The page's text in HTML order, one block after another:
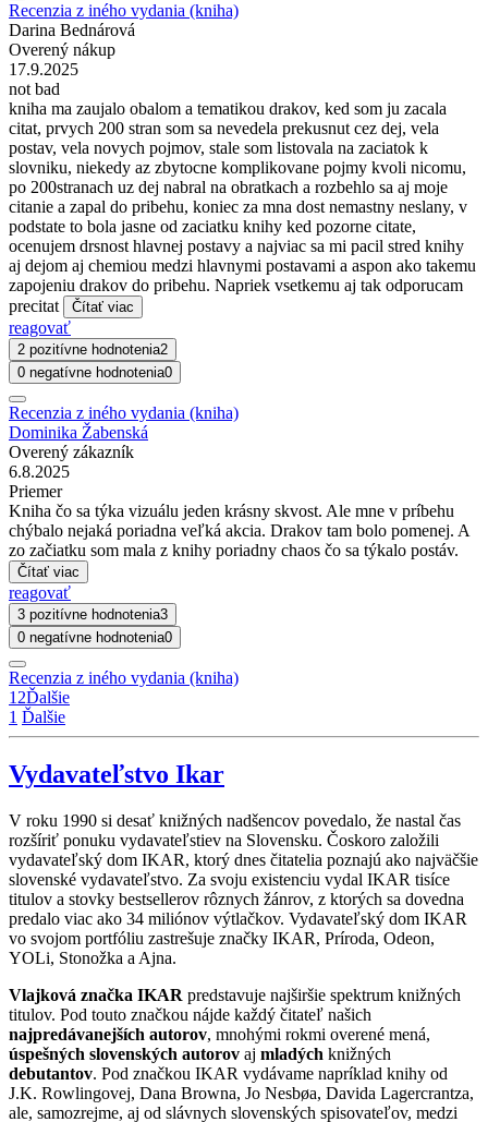
Recenzia z iného vydania (kniha)
Darina Bednárová
Overený nákup
17.9.2025
not bad
kniha ma zaujalo obalom a tematikou drakov, ked som ju zacala
citat, prvych 200 stran som sa nevedela prekusnut cez dej, vela
postav, vela novych pojmov, stale som listovala na zaciatok k
slovniku, niekedy az zbytocne komplikovane pojmy kvoli nicomu,
po 200stranach uz dej nabral na obratkach a rozbehlo sa aj moje
citanie a zapal do pribehu, koniec za mna dost nemastny neslany, v
podstate to bola jasne od zaciatku knihy ked pozorne citate,
ocenujem drsnost hlavnej postavy a najviac sa mi pacil stred knihy
aj dejom aj chemiou medzi hlavnymi postavami a aspon ako takemu
zapojeniu drakov do pribehu. Napriek vsetkemu aj tak odporucam
precitat
Čítať viac
reagovať
2 pozitívne hodnotenia2
0 negatívne hodnotenia0
Recenzia z iného vydania (kniha)
Dominika Žabenská
Overený zákazník
6.8.2025
Priemer
Kniha čo sa týka vizuálu jeden krásny skvost. Ale mne v príbehu
chýbalo nejaká poriadna veľká akcia. Drakov tam bolo pomenej. A
zo začiatku som mala z knihy poriadny chaos čo sa týkalo postáv.
Čítať viac
reagovať
3 pozitívne hodnotenia3
0 negatívne hodnotenia0
Recenzia z iného vydania (kniha)
12Ďalšie
1 Ďalšie
Vydavateľstvo Ikar
V roku 1990 si desať knižných nadšencov povedalo, že nastal čas
rozšíriť ponuku vydavateľstiev na Slovensku. Čoskoro založili
vydavateľský dom IKAR, ktorý dnes čitatelia poznajú ako najväčšie
slovenské vydavateľstvo. Za svoju existenciu vydal IKAR tisíce
titulov a stovky bestsellerov rôznych žánrov, z ktorých sa dovedna
predalo viac ako 34 miliónov výtlačkov. Vydavateľský dom IKAR
vo svojom portfóliu zastrešuje značky IKAR, Príroda, Odeon,
YOLi, Stonožka a Ajna.
Vlajková značka IKAR predstavuje najširšie spektrum knižných
titulov. Pod touto značkou nájde každý čitateľ našich
najpredávanejších autorov, mnohými rokmi overené mená,
úspešných slovenských autorov aj mladých knižných
debutantov. Pod značkou IKAR vydávame napríklad knihy od
J.K. Rowlingovej, Dana Browna, Jo Nesbøa, Davida Lagercrantza,
ale, samozrejme, aj od slávnych slovenských spisovateľov, medzi